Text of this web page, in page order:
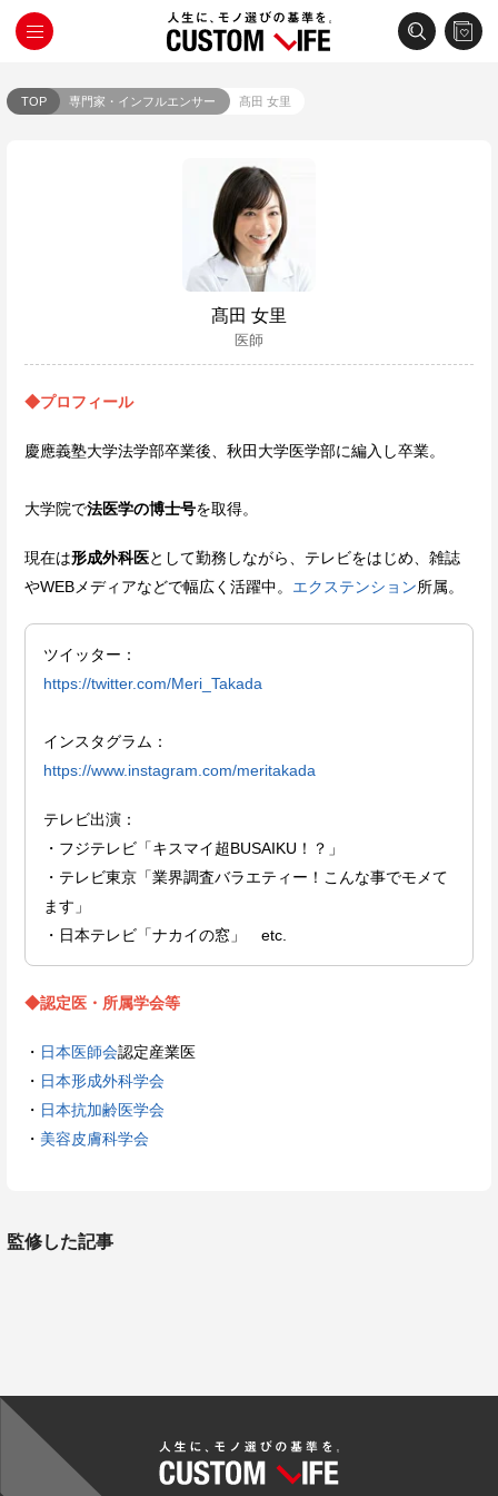
TOP 専門家・インフルエンサー 髙田 女里
髙田 女里
医師
◆プロフィール
慶應義塾大学法学部卒業後、秋田大学医学部に編入し卒業。
大学院で法医学の博士号を取得。
現在は形成外科医として勤務しながら、テレビをはじめ、雑誌
やWEBメディアなどで幅広く活躍中。 エクステンション所属。
ツイッター​​：
https://twitter.com/Meri_Takada
インスタグラム：
https://www.instagram.com/meritakada
テレビ出演：
・フジテレビ「キスマイ超BUSAIKU！？」
・テレビ東京「業界調査バラエティー！こんな事でモメて
ます」
・日本テレビ「ナカイの窓」 etc.
◆認定医・所属学会等
・ 日本医師会認定産業医
・ 日本形成外科学会
・ 日本抗加齢医学会
・ 美容皮膚科学会
監修した記事